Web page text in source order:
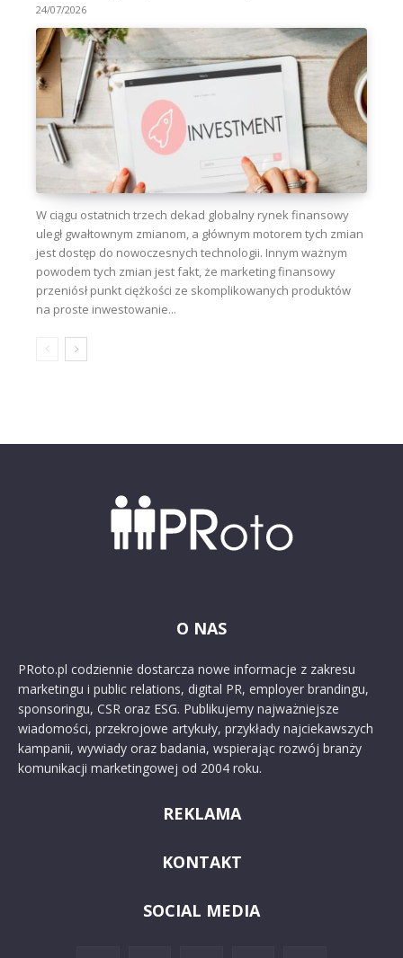
24/07/2026
W ciągu ostatnich trzech dekad globalny rynek finansowy
uległ gwałtownym zmianom, a głównym motorem tych zmian
jest dostęp do nowoczesnych technologii. Innym ważnym
powodem tych zmian jest fakt, że marketing finansowy
przeniósł punkt ciężkości ze skomplikowanych produktów
na proste inwestowanie...
O NAS
PRoto.pl codziennie dostarcza nowe informacje z zakresu
marketingu i public relations, digital PR, employer brandingu,
sponsoringu, CSR oraz ESG. Publikujemy najważniejsze
wiadomości, przekrojowe artykuły, przykłady najciekawszych
kampanii, wywiady oraz badania, wspierając rozwój branży
komunikacji marketingowej od 2004 roku.
REKLAMA
KONTAKT
SOCIAL MEDIA